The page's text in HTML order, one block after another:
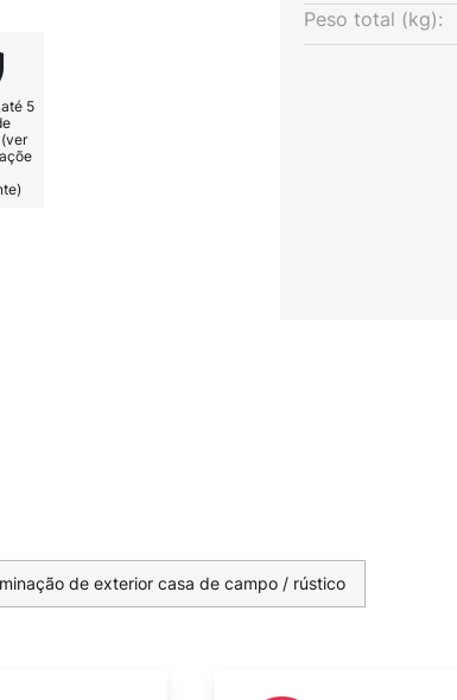
5
Peso total (kg):
de exterior casa de campo / rústico